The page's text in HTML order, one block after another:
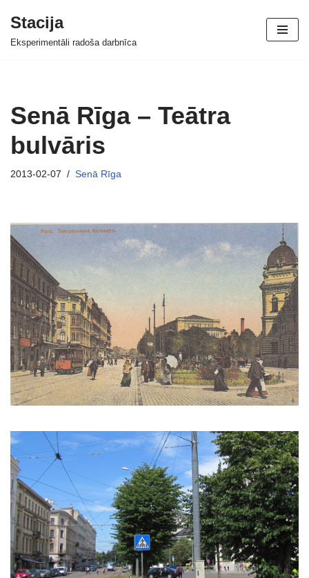
Skip
Stacija
Eksperimentāli radoša darbnīca
Senā Rīga – Teātra
bulvāris
2013-02-07 Senā Rīga